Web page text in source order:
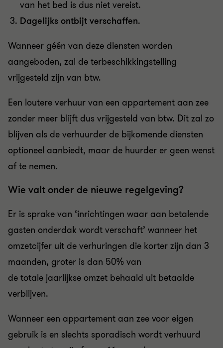
van het bed is dus niet vereist.
Dagelijks ontbijt verschaffen.
Wanneer géén van deze diensten worden
aangeboden, zal de terbeschikkingstelling
vrijgesteld zijn van btw.
Een loutere verhuur van een appartement aan zee
zonder meer blijft dus vrijgesteld van btw. Dit zal zo
blijven als de verhuurder de bijkomende diensten
optioneel aanbiedt, maar de huurder er geen wenst
af te nemen.
Wie valt onder de nieuwe regelgeving?
Er is sprake van ‘inrichtingen waar aan betalende
gasten onderdak wordt verschaft’ wanneer het
omzetcijfer uit de verhuringen die korter zijn dan 3
maanden, groter is dan 50% van
de totale jaarlijkse omzet behaald uit betaalde
verblijven.
Wanneer een appartement aan zee voor eigen
gebruik is en slechts sporadisch wordt verhuurd